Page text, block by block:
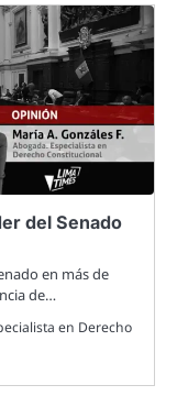
del Senado
en más de
de…
en Derecho